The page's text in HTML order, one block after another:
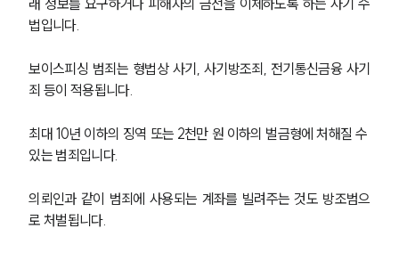
래 정보를 요구하거나 피해자의 금전을 이체하도록 하는 사기 수
법입니다.
보이스피싱 범죄는 형법상 사기, 사기방조죄, 전기통신금융 사기
죄 등이 적용됩니다.
최대 10년 이하의 징역 또는 2천만 원 이하의 벌금형에 처해질 수
있는 범죄입니다.
의뢰인과 같이 범죄에 사용되는 계좌를 빌려주는 것도 방조범으
로 처벌됩니다.